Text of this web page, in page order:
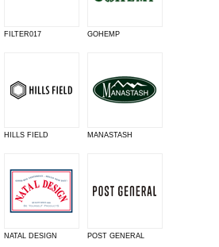
FILTER017 GOHEMP
HILLS FIELD MANASTASH
NATAL DESIGN POST GENERAL